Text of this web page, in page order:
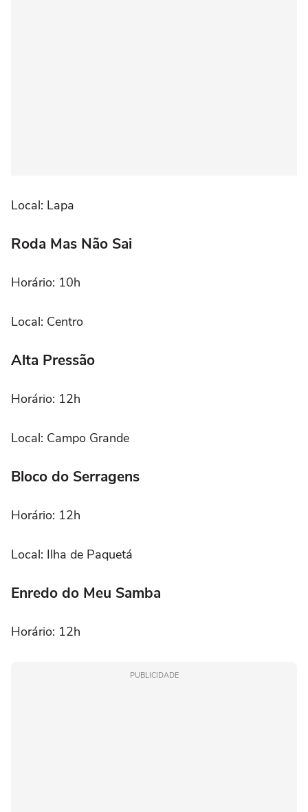
Local: Lapa
Roda Mas Não Sai
Horário: 10h
Local: Centro
Alta Pressão
Horário: 12h
Local: Campo Grande
Bloco do Serragens
Horário: 12h
Local: Ilha de Paquetá
Enredo do Meu Samba
Horário: 12h
PUBLICIDADE